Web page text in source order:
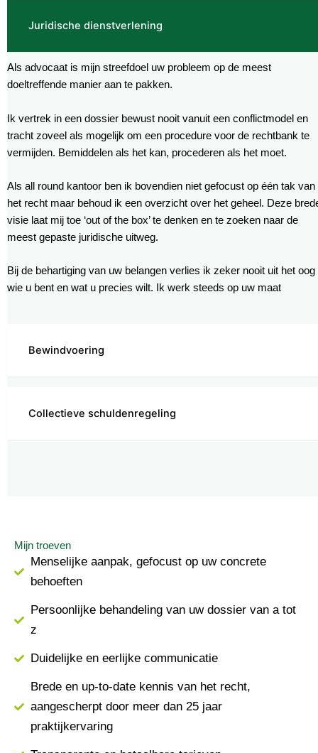
Juridische dienstverlening
Bewindvoering
Collectieve schuldenregeling
Als advocaat is mijn streefdoel uw probleem op de meest
doeltreffende manier aan te pakken.
Ik vertrek in een dossier bewust nooit vanuit een conflictmodel en
tracht zoveel als mogelijk om een procedure voor de rechtbank te
vermijden. Bemiddelen als het kan, procederen als het moet.
Als all round kantoor ben ik bovendien niet gefocust op één tak van
het recht maar behoud ik een overzicht over het geheel. Deze
visie laat mij toe ‘out of the box’ te denken en te zoeken naar de
meest gepaste juridische uitweg.
Bij de behartiging van uw belangen verlies ik zeker nooit uit het oog
wie u bent en wat u precies wilt. Ik werk steeds op uw maat
Mijn troeven
Menselijke aanpak, gefocust op uw concrete
behoeften
Persoonlijke behandeling van uw dossier van a tot
z
Duidelijke en eerlijke communicatie
Brede en up-to-date kennis van het recht,
aangescherpt door meer dan 25 jaar
praktijkervaring